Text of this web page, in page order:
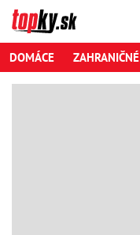
DOMÁCE ZAHRANIČNÉ